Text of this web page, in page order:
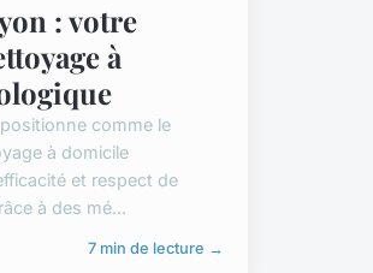
: votre
à
comme le
à domicile
et respect de
à des mé...
7 min de lecture →